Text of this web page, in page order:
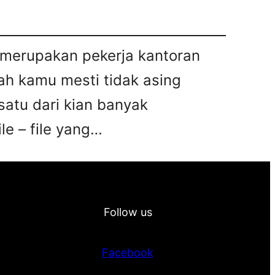
pekerja kantoran
kamu mesti tidak asing
dari kian banyak
– file yang…
Follow us
Facebook